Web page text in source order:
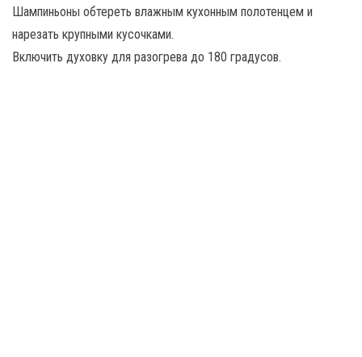
Шампиньоны обтереть влажным кухонным полотенцем и
нарезать крупными кусочками.
Включить духовку для разогрева до 180 градусов.